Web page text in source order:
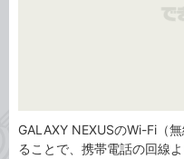
GALAXY NEXUSのWi-Fi（
ることで、携帯電話の回線